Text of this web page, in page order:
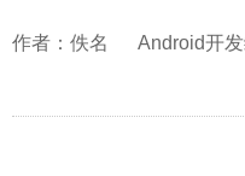
作者：佚名 Android开